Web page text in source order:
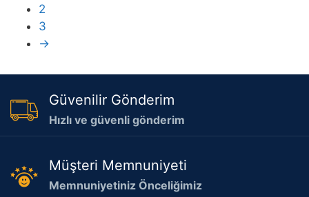
2
3
→
Güvenilir Gönderim
Hızlı ve güvenli gönderim
Müşteri Memnuniyeti
Memnuniyetiniz Önceliğimiz